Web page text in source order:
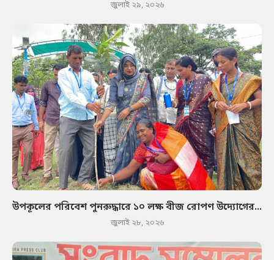
জুলাই ২৯, ২০২৬
উপকূলের পরিবেশ পুনরুদ্ধারে ১০ লক্ষ বীজ রোপণ উদ্যোগের...
জুলাই ২৮, ২০২৬